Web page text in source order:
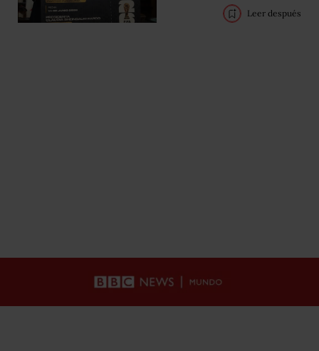
Leer después